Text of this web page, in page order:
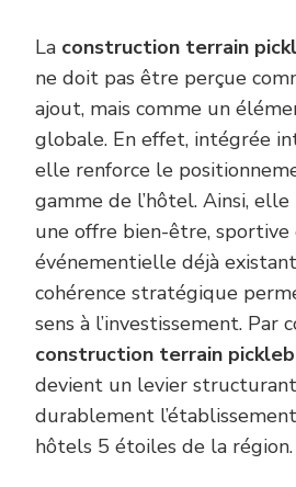
La construction terrain
ne doit pas être perçue
ajout, mais comme un
globale. En effet, intégrée
elle renforce le
gamme de l’hôtel. Ainsi,
une offre bien-être, sportive
événementielle déjà
cohérence stratégique
sens à l’investissement. Par
construction terrain
devient un levier
durablement
hôtels 5 étoiles de la région.